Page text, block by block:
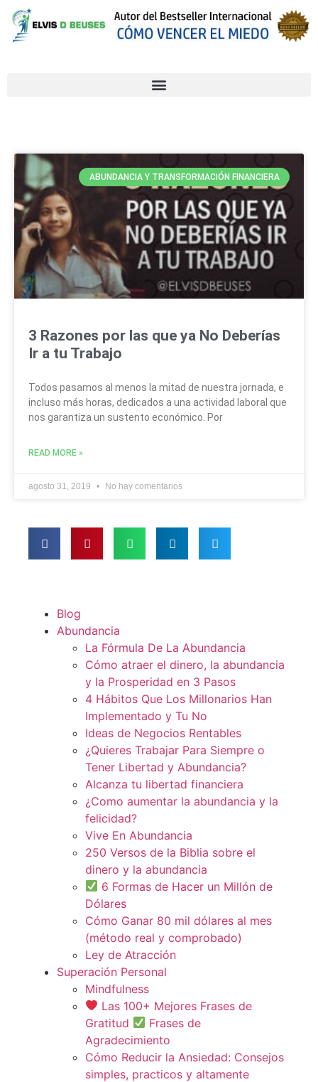
ABUNDANCIA Y TRANSFORMACIÓN FINANCIERA
3 Razones por las que ya No Deberías
Ir a tu Trabajo
Todos pasamos al menos la mitad de nuestra jornada, e
incluso más horas, dedicados a una actividad laboral que
nos garantiza un sustento económico. Por
READ MORE »
agosto 31, 2019 No hay comentarios
Blog
Abundancia
La Fórmula De La Abundancia
Cómo atraer el dinero, la abundancia
y la Prosperidad en 3 Pasos
4 Hábitos Que Los Millonarios Han
Implementado y Tu No
Ideas de Negocios Rentables
¿Quieres Trabajar Para Siempre o
Tener Libertad y Abundancia?
Alcanza tu libertad financiera
¿Como aumentar la abundancia y la
felicidad?
Vive En Abundancia
250 Versos de la Biblia sobre el
dinero y la abundancia
6 Formas de Hacer un Millón de
Dólares
Cómo Ganar 80 mil dólares al mes
(método real y comprobado)
Ley de Atracción
Superación Personal
Mindfulness
Las 100+ Mejores Frases de
Gratitud
Frases de
Agradecimiento
Cómo Reducir la Ansiedad: Consejos
simples, practicos y altamente